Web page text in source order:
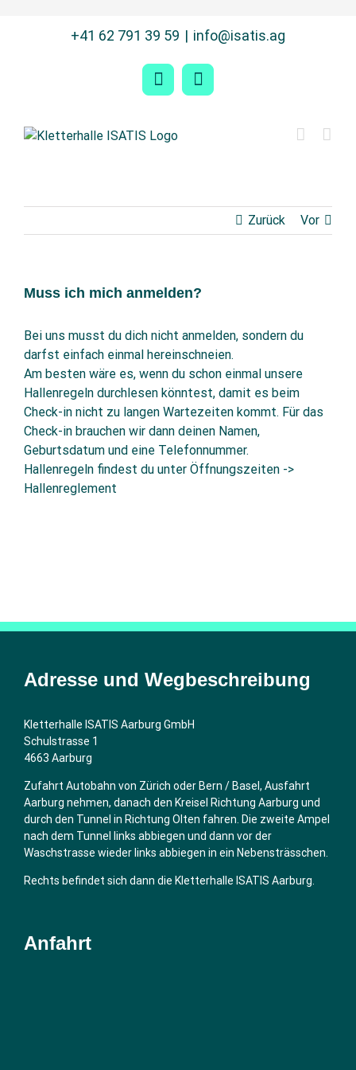
+41 62 791 39 59 | info@isatis.ag
Facebook
Zurück Vor
Muss ich mich anmelden?
Bei uns musst du dich nicht anmelden, sondern du
darfst einfach einmal hereinschneien.
Am besten wäre es, wenn du schon einmal unsere
Hallenregeln durchlesen könntest, damit es beim
Check-in nicht zu langen Wartezeiten kommt. Für das
Check-in brauchen wir dann deinen Namen,
Geburtsdatum und eine Telefonnummer.
Hallenregeln findest du unter Öffnungszeiten ->
Hallenreglement
Adresse und Wegbeschreibung
Kletterhalle ISATIS Aarburg GmbH
Schulstrasse 1
4663 Aarburg
Zufahrt Autobahn von Zürich oder Bern / Basel, Ausfahrt
Aarburg nehmen, danach den Kreisel Richtung Aarburg und
durch den Tunnel in Richtung Olten fahren. Die zweite Ampel
nach dem Tunnel links abbiegen und dann vor der
Waschstrasse wieder links abbiegen in ein Nebensträsschen.
Rechts befindet sich dann die Kletterhalle ISATIS Aarburg.
Anfahrt